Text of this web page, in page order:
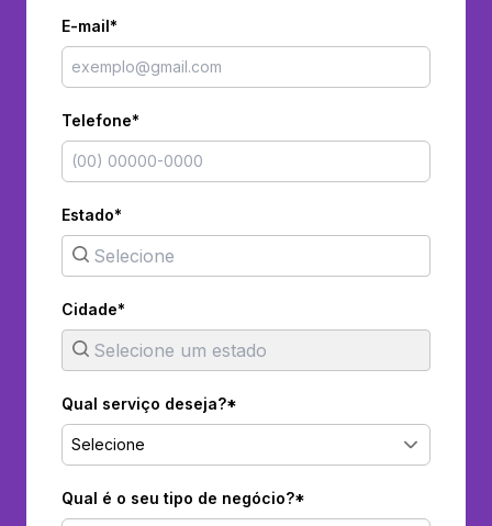
E-mail*
Telefone*
Estado*
Cidade*
Qual serviço deseja?*
Selecione
Qual é o seu tipo de negócio?*